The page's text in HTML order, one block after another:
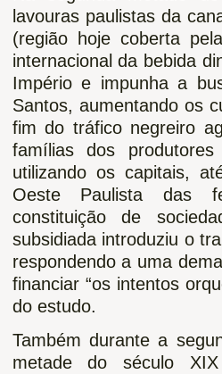
lavouras paulistas da
(região hoje coberta
internacional da bebida
Império e impunha a
Santos, aumentando os
fim do tráfico negreiro
famílias dos
utilizando os capitais,
Oeste Paulista das
constituição de
subsidiada introduziu o
respondendo a uma
financiar “os intentos
do estudo.
Também durante a
metade do século